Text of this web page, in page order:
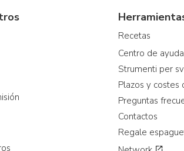
Recetas
Centro de ayuda
Strumenti per
Plazos y costes
Preguntas
Contactos
Regale